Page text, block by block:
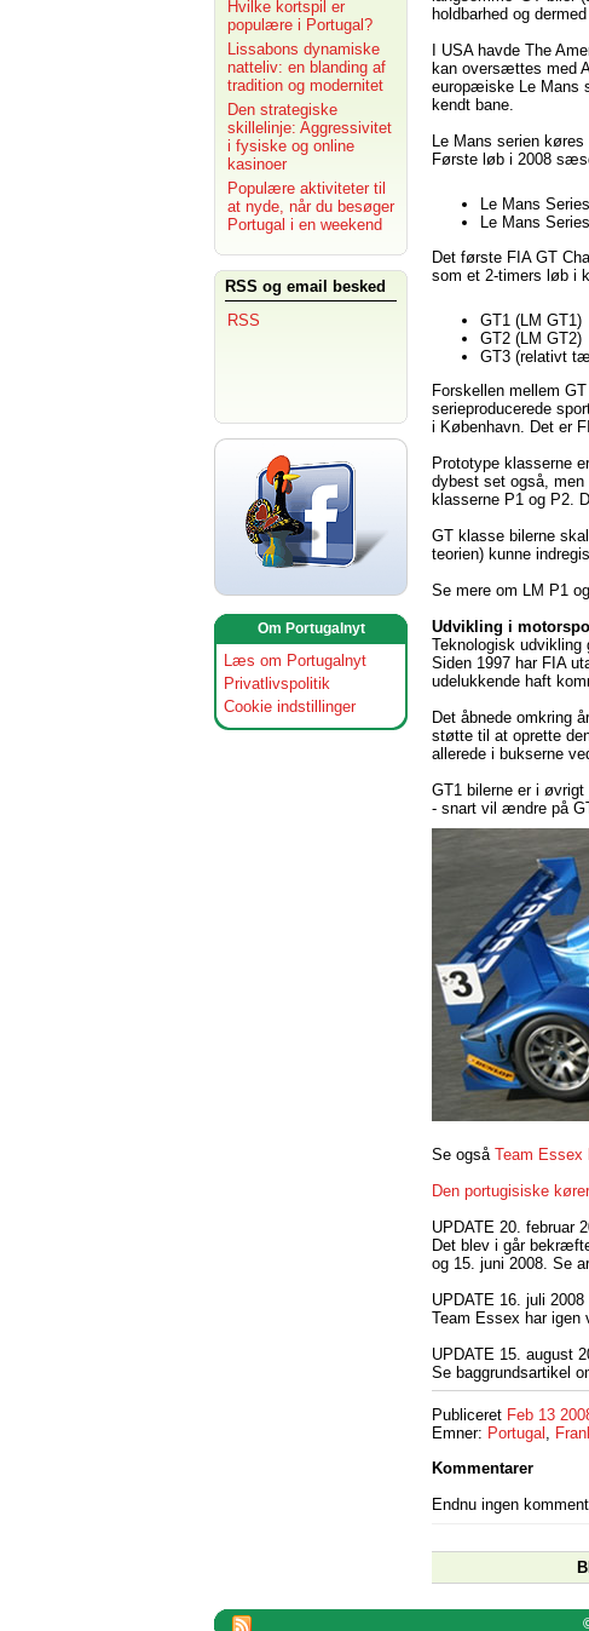
Hvilke kortspil er
populære i Portugal?
Lissabons dynamiske
natteliv: en blanding af
tradition og modernitet
Den strategiske
skillelinje: Aggressivitet
i fysiske og online
kasinoer
Populære aktiviteter til
at nyde, når du besøger
Portugal i en weekend
RSS og email besked
RSS
Om Portugalnyt
Læs om Portugalnyt
Privatlivspolitik
Cookie indstillinger
holdbarhed og
I USA havde The
kan oversættes med
europæiske Le Mans
kendt bane.
Le Mans serien
Første løb i 2008
Le Mans
Le Mans
Det første FIA GT
som et 2-timers løb i
GT1 (LM GT1)
GT2 (LM GT2)
GT3 (relativt
Forskellen mellem
serieproducerede
i København. Det er
Prototype klasserne
dybest set også,
klasserne P1 og P2.
GT klasse bilerne
teorien) kunne
Se mere om LM P1
Udvikling i
Teknologisk
Siden 1997 har FIA
udelukkende haft
Det åbnede omkring
støtte til at oprette
allerede i bukserne
GT1 bilerne er i
- snart vil ændre på
Se også Team Essex
Den portugisiske
UPDATE 20. februar
Det blev i går
og 15. juni 2008. Se
UPDATE 16. juli 2008
Team Essex har
UPDATE 15. august
Se baggrundsartikel
Publiceret Feb 13
Emner: Portugal
Kommentarer
Endnu ingen